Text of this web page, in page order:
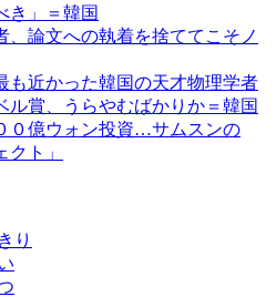
き」＝韓国
、論文への執着を捨ててこそノ
も近かった韓国の天才物理学者
ル賞、うらやむばかりか＝韓国
０億ウォン投資…サムスンの
クト」
り